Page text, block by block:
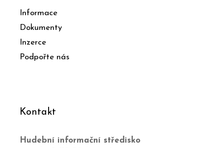
Informace
Dokumenty
Inzerce
Podpořte nás
Kontakt
Hudební informační středisko